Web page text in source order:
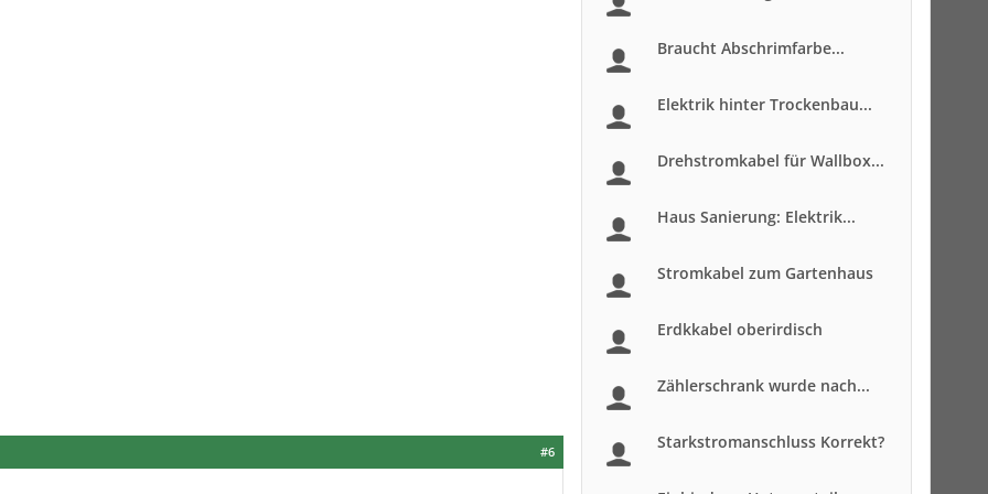
#6
Braucht Abschrimfarbe...
Elektrik hinter Trockenbau...
Drehstromkabel für Wallbox...
Haus Sanierung: Elektrik...
Stromkabel zum Gartenhaus
Erdkkabel oberirdisch
Zählerschrank wurde nach...
Starkstromanschluss Korrekt?